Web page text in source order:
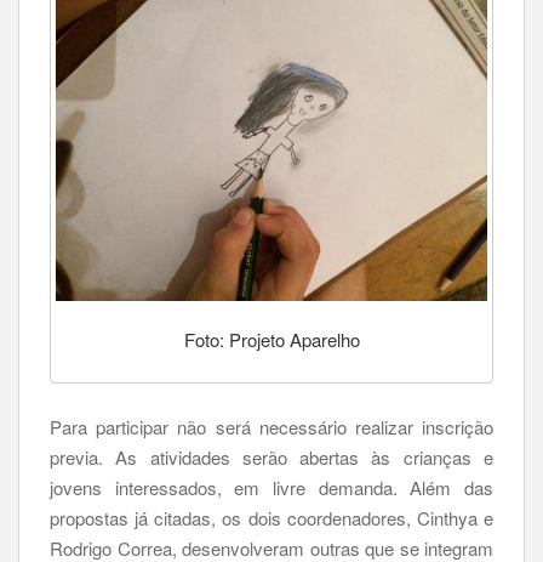
Foto: Projeto Aparelho
Para participar não será necessário realizar inscrição
previa. As atividades serão abertas às crianças e
jovens interessados, em livre demanda. Além das
propostas já citadas, os dois coordenadores, Cinthya e
Rodrigo Correa, desenvolveram outras que se integram